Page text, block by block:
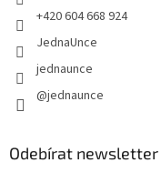
+420 604 668 924
JednaUnce
jednaunce
@jednaunce
Odebírat newsletter